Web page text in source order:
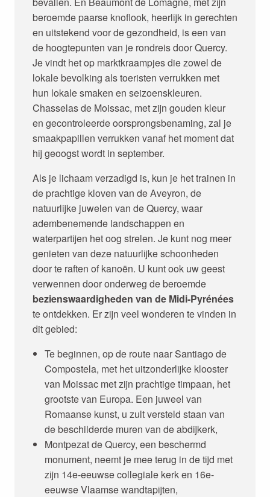
beroemde paarse knoflook, heerlijk in gerechten
en uitstekend voor de gezondheid, is een van
de hoogtepunten van je rondreis door Quercy.
Je vindt het op marktkraampjes die zowel de
lokale bevolking als toeristen verrukken met
hun lokale smaken en seizoenskleuren.
Chasselas de Moissac, met zijn gouden kleur
en gecontroleerde oorsprongsbenaming, zal je
smaakpapillen verrukken vanaf het moment dat
hij geoogst wordt in september.
Als je lichaam verzadigd is, kun je het trainen in
de prachtige kloven van de Aveyron, de
natuurlijke juwelen van de Quercy, waar
adembenemende landschappen en
waterpartijen het oog strelen. Je kunt nog meer
genieten van deze natuurlijke schoonheden
door te raften of kanoën. U kunt ook uw geest
verwennen door onderweg de beroemde
bezienswaardigheden van de Midi-Pyrénées
te ontdekken. Er zijn veel wonderen te vinden in
dit gebied:
Te beginnen, op de route naar Santiago de
Compostela, met het uitzonderlijke klooster
van Moissac met zijn prachtige timpaan, het
grootste van Europa. Een juweel van
Romaanse kunst, u zult versteld staan van
de beschilderde muren van de abdijkerk,
Montpezat de Quercy, een beschermd
monument, neemt je mee terug in de tijd met
zijn 14e-eeuwse collegiale kerk en 16e-
eeuwse Vlaamse wandtapijten,